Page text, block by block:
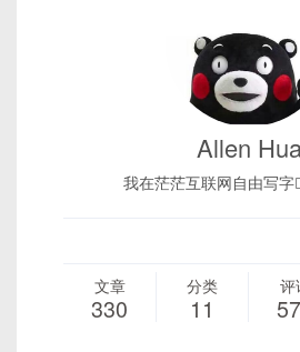
Allen
我在茫茫互联网自由写字
文章
330
分类
11
评